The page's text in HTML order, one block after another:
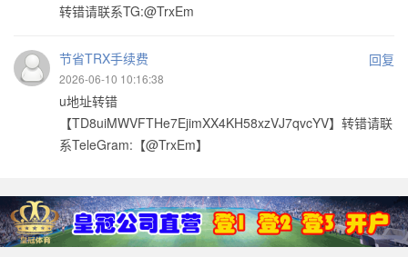
转错请联系TG:@TrxEm
节省TRX手续费 回复
2026-06-10 10:16:38
u地址转错
【TD8uiMWVFTHe7EjimXX4KH58xzVJ7qvcYV】转错请联
系TeleGram:【@TrxEm】